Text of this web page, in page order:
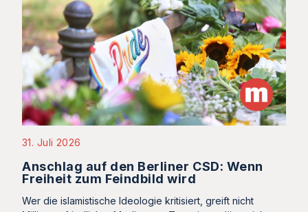
31. Juli 2026
Anschlag auf den Berliner CSD: Wenn
Freiheit zum Feindbild wird
Wer die islamistische Ideologie kritisiert, greift nicht